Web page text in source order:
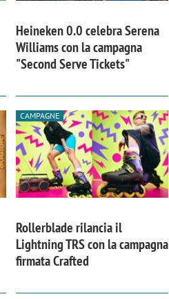
Heineken 0.0 celebra Serena
Williams con la campagna
"Second Serve Tickets"
CAMPAGNE
Rollerblade rilancia il
Lightning TRS con la campagna
firmata Crafted